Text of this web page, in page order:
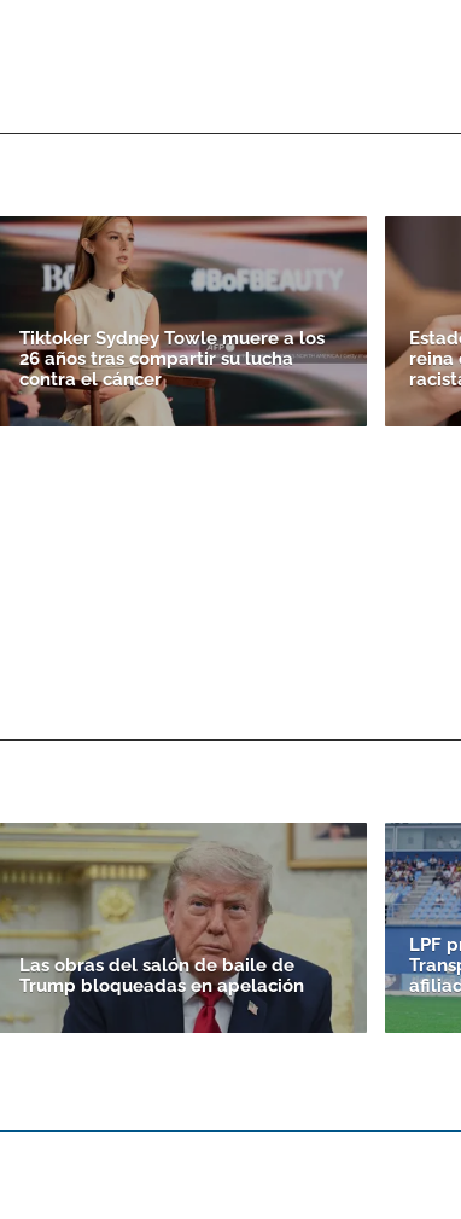
Tiktoker Sydney Towle muere a los
26 años tras compartir su lucha
contra el cáncer
reina
Las obras del salón de baile de
Trump bloqueadas en apelación
LPF